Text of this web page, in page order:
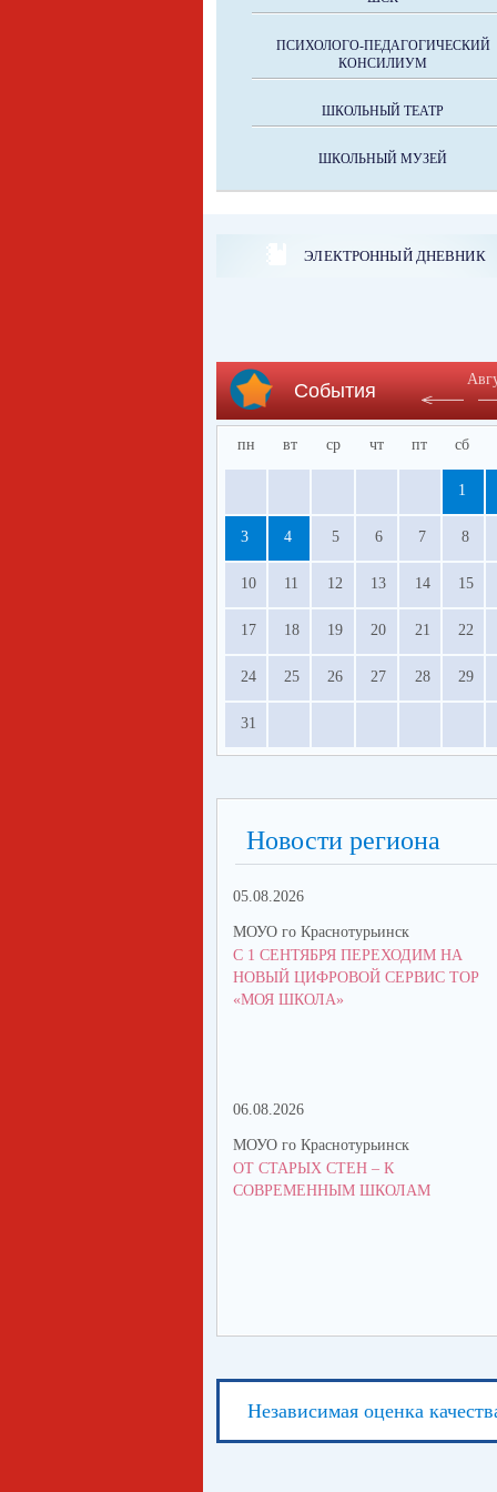
ПСИХОЛОГО-ПЕДАГОГИЧЕСКИЙ
КОНСИЛИУМ
ШКОЛЬНЫЙ ТЕАТР
ШКОЛЬНЫЙ МУЗЕЙ
ЭЛЕКТРОННЫЙ ДНЕВНИК
События
пн вт ср чт пт сб
1
3 4 5 6 7 8
10 11 12 13 14 15
17 18 19 20 21 22
24 25 26 27 28 29
31
Новости региона
05.08.2026
МОУО го Краснотурьинск
С 1 СЕНТЯБРЯ ПЕРЕХОДИМ НА
НОВЫЙ ЦИФРОВОЙ СЕРВИС ТОР
«МОЯ ШКОЛА»
06.08.2026
МОУО го Краснотурьинск
ОТ СТАРЫХ СТЕН – К
СОВРЕМЕННЫМ ШКОЛАМ
Независимая оценка